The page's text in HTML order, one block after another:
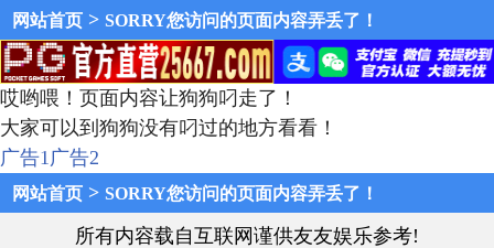
网站首页 > SORRY您访问的页面内容弄丢了！
哎哟喂！页面内容让狗狗叼走了！
大家可以到狗狗没有叼过的地方看看！
广告1广告2
网站首页 > SORRY您访问的页面内容弄丢了！
所有内容载自互联网谨供友友娱乐参考!